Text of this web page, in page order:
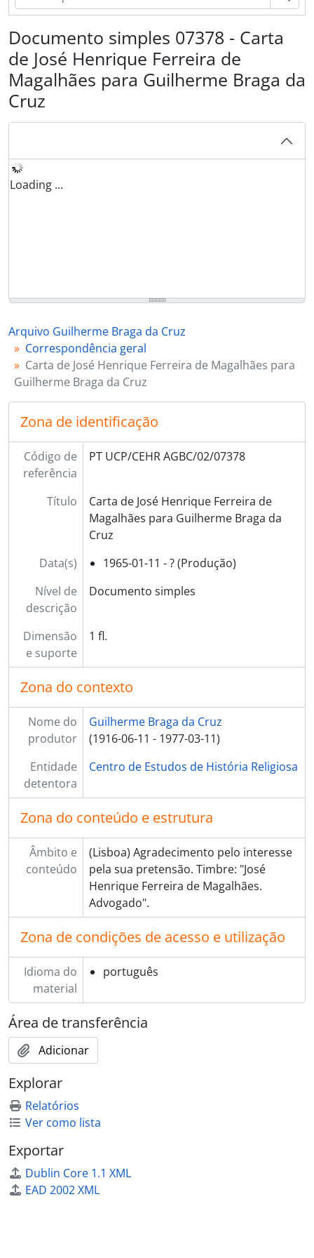
Documento simples 07378 - Carta
de José Henrique Ferreira de
Magalhães para Guilherme Braga da
Cruz
Loading ...
Arquivo Guilherme Braga da Cruz
Correspondência geral
Carta de José Henrique Ferreira de Magalhães para
Guilherme Braga da Cruz
Zona de identificação
Código de
referência
PT UCP/CEHR AGBC/02/07378
Título
Carta de José Henrique Ferreira de
Magalhães para Guilherme Braga da
Cruz
Data(s)
1965-01-11 - ? (Produção)
Nível de
descrição
Documento simples
Dimensão
e suporte
1 fl.
Zona do contexto
Nome do
produtor
Guilherme Braga da Cruz
(1916-06-11 - 1977-03-11)
Entidade
detentora
Centro de Estudos de História Religiosa
Zona do conteúdo e estrutura
Âmbito e
conteúdo
(Lisboa) Agradecimento pelo interesse
pela sua pretensão. Timbre: "José
Henrique Ferreira de Magalhães.
Advogado".
Zona de condições de acesso e utilização
Idioma do
material
português
Área de transferência
Adicionar
Explorar
Relatórios
Ver como lista
Exportar
Dublin Core 1.1 XML
EAD 2002 XML